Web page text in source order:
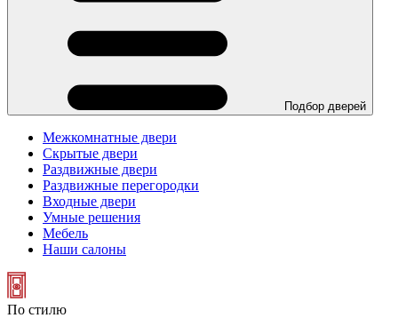
Подбор дверей
Межкомнатные двери
Скрытые двери
Раздвижные двери
Раздвижные перегородки
Входные двери
Умные решения
Мебель
Наши салоны
По стилю